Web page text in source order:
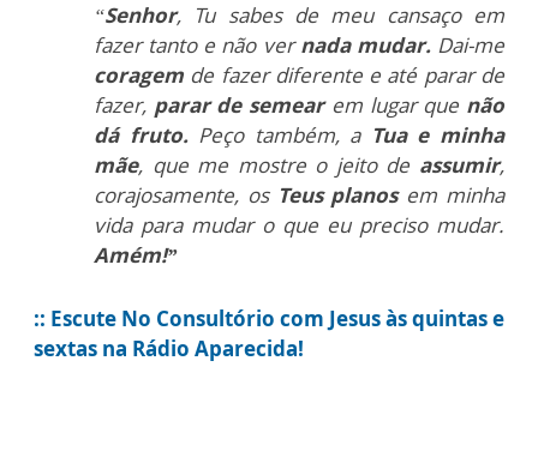
“Senhor, Tu sabes de meu cansaço em
fazer tanto e não vernada mudar. Dai-me
coragem de fazer diferente e até parar de
fazer, parar de semearem lugar que não
dá fruto.Peço também, a Tua e minha
mãe, que me mostre o jeito de assumir,
corajosamente, os Teus planosem minha
vida para mudar o que eu preciso mudar.
Amém!”
:: Escute No Consultório com Jesus às quintas e
sextas na Rádio Aparecida!